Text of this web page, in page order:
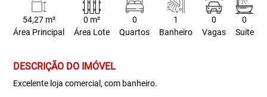
54,27 m²
Área Principal
0 m²
Área Lote
0
Quartos
1
Banheiro
0
Vagas
0
Suite
DESCRIÇÃO DO IMÓVEL
Excelente loja comercial, com banheiro.